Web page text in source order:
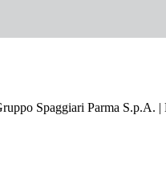
Spaggiari Parma